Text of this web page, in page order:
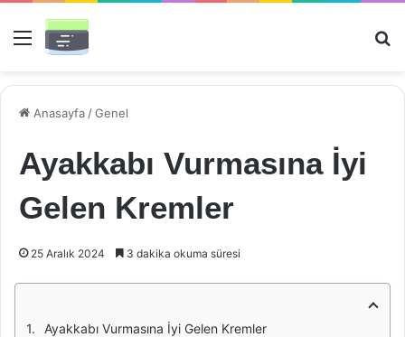
Menü
Anasayfa /Genel
Ayakkabı Vurmasına İyi
Gelen Kremler
25 Aralık 2024 3 dakika okuma süresi
Ayakkabı Vurmasına İyi Gelen Kremler